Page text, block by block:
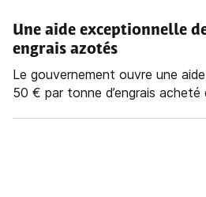
Une aide exceptionnelle
engrais azotés
Le gouvernement ouvre une
50 € par tonne d’engrais acheté